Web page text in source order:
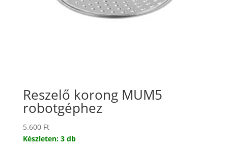
Reszelő korong MUM5
robotgéphez
5.600 Ft
Készleten: 3 db